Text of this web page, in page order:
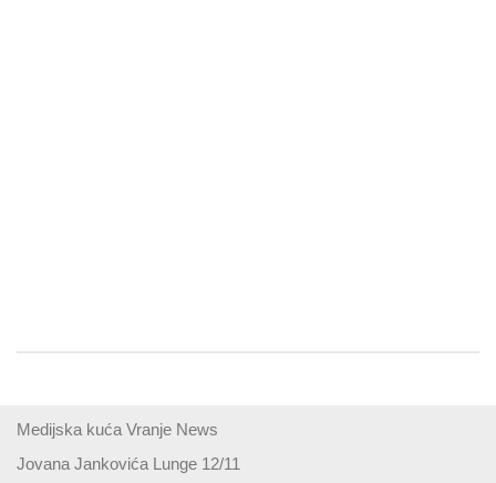
Medijska kuća Vranje News
Jovana Jankovića Lunge 12/11